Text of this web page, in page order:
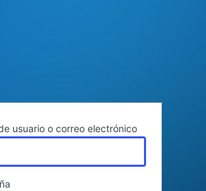
usuario o correo electrónico